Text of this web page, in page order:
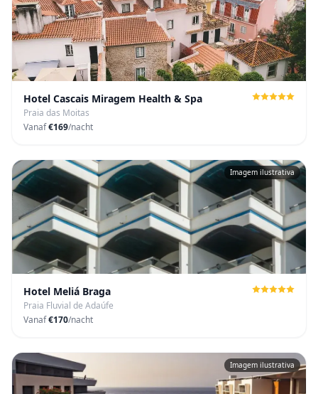
Hotel Cascais Miragem Health & Spa
Praia das Moitas
Vanaf€169/nacht
Imagem ilustrativa
Hotel Meliá Braga
Praia Fluvial de Adaúfe
Vanaf€170/nacht
Imagem ilustrativa